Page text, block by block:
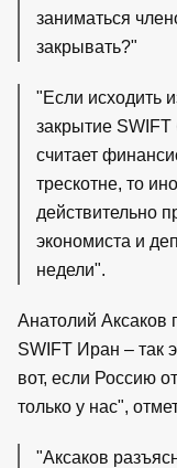
заниматься
закрывать?"
"Если исходить
закрытие SWIFT
считает
трескотне, то
действительно
экономиста и
недели".
Анатолий Аксаков
SWIFT Иран – так
вот, если Россию
только у нас",
"Аксаков